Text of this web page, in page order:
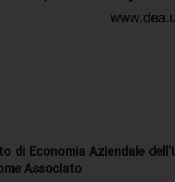
di Economia Aziendale
Associato